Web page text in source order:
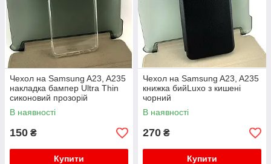
Чехол на Samsung A23, A235
накладка бампер Ultra Thin
сиконовий прозорій
В наявності
150 ₴
Купити
Чехол на Samsung A23, A235
книжка бийLuxo з кишені
чорний
В наявності
270 ₴
Купити